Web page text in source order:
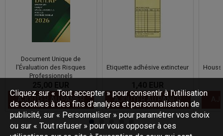
Document Unique de
l'Évaluation des Risques
Professionnels
AJOUTER AU PANIER
Etiquette adhésive extincteur
AJOUTER AU PANIER
Cliquez sur « Tout accepter » pour consentir à l'utilisation
de cookies à des fins d’analyse et personnalisation de
publicité, sur « Personnaliser » pour paramétrer vos choix
ou sur « Tout refuser » pour vous opposer à ces